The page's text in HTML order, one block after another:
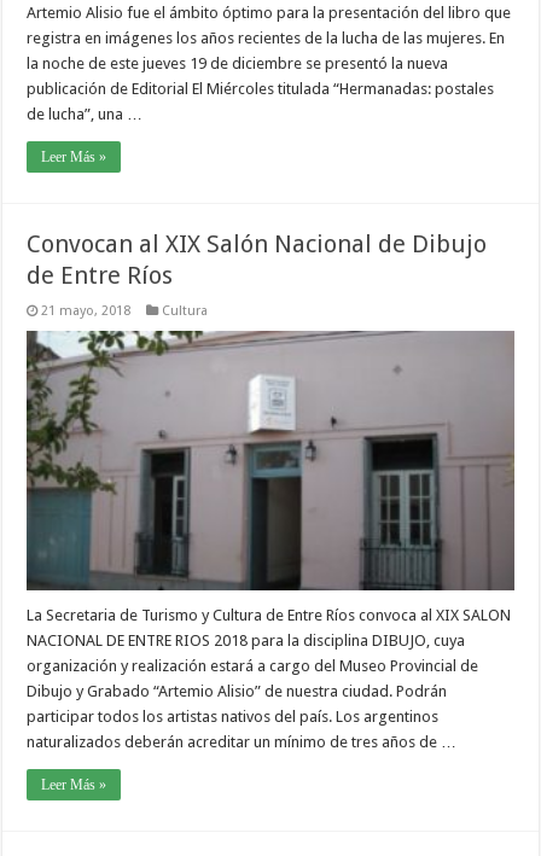
Artemio Alisio fue el ámbito óptimo para la presentación del libro que
registra en imágenes los años recientes de la lucha de las mujeres. En
la noche de este jueves 19 de diciembre se presentó la nueva
publicación de Editorial El Miércoles titulada “Hermanadas: postales
de lucha”, una …
Leer Más »
Convocan al XIX Salón Nacional de Dibujo
de Entre Ríos
21 mayo, 2018 Cultura
La Secretaria de Turismo y Cultura de Entre Ríos convoca al XIX SALON
NACIONAL DE ENTRE RIOS 2018 para la disciplina DIBUJO, cuya
organización y realización estará a cargo del Museo Provincial de
Dibujo y Grabado “Artemio Alisio” de nuestra ciudad. Podrán
participar todos los artistas nativos del país. Los argentinos
naturalizados deberán acreditar un mínimo de tres años de …
Leer Más »